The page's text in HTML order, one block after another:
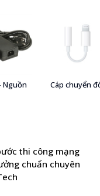
Nguồn Cáp chuyển
thi công mạng
chuẩn chuyên